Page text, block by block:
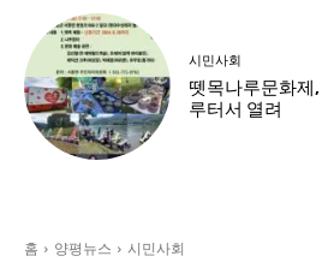
시민사회
뗏목나루문화제
루터서 열려